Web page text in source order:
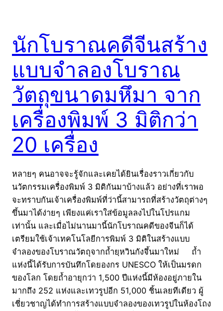
นักโบราณคดีจีนสร้าง
แบบจำลองโบราณ
วัตถุขนาดมหึมา จาก
เครื่องพิมพ์ 3 มิติกว่า
20 เครื่อง
หลายๆ คนอาจจะรู้จักและเคยได้ยินเรื่องราวเกี่ยวกับ
นวัตกรรมเครื่องพิมพ์ 3 มิติกันมาบ้างแล้ว อย่างที่เราพอ
จะทราบกันเจ้าเครื่องพิมพ์ที่ว่านี้สามารถที่สร้างวัตถุต่างๆ
ขึ้นมาได้ง่ายๆ เพียงแค่เราใส่ข้อมูลลงไปในโปรแกม
เท่านั้น และเมื่อไม่นานมานี้นักโบราณคดีของจีนก็ได้
เตรียมใช้เจ้าเทคโนโลยีการพิมพ์ 3 มิติในสร้างแบบ
จำลองของโบราณวัตถุจากถ้ำยฺหวินกังจึ้นมาใหม่ ถ้ำ
แห่งนี้ได้รับการบันทึกโดยองกร UNESCO ให้เป็นมรดก
ของโลก โดยถ้ำอายุกว่า 1,500 ปีแห่งนี้มีห้องอยู่ภายใน
มากถึง 252 แห่งและเทวรูปอีก 51,000 ชิ้นเลยทีเดียว ผู้
เชี่ยวชาญได้ทำการสร้างแบบจำลองของเทวรูปในห้องโถง